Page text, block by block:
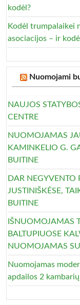
kodėl?
Kodėl trumpalaikei
asociacijos – ir
Nuomojami
NAUJOS
CENTRE
NUOMOJAMAS
KAMINKELIO G.
BUITINE
DAR
JUSTINIŠKĖSE,
BUITINE
IŠNUOMOJAMAS
BALTUPIUOSE
NUOMOJAMAS SU
Nuomojamas
apdailos 2